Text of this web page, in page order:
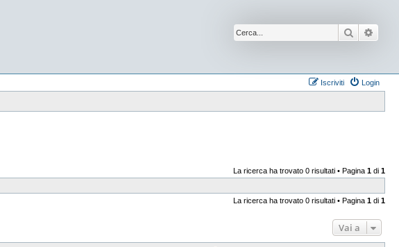
Cerca
Login
Iscriviti
La ricerca ha trovato 0 risultati • Pagina 1 di 1
La ricerca ha trovato 0 risultati • Pagina 1 di 1
Vai a